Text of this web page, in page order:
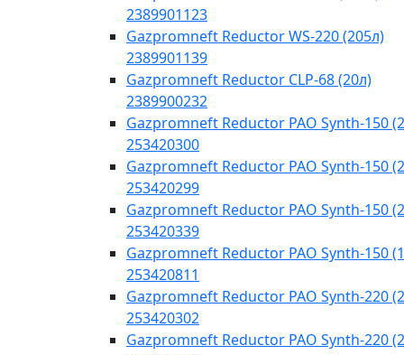
2389901123
Gazpromneft Reductor WS-220 (205л)
2389901139
Gazpromneft Reductor CLP-68 (20л)
2389900232
Gazpromneft Reductor PAO Synth-150
253420300
Gazpromneft Reductor PAO Synth-150
253420299
Gazpromneft Reductor PAO Synth-150
253420339
Gazpromneft Reductor PAO Synth-150
253420811
Gazpromneft Reductor PAO Synth-220
253420302
Gazpromneft Reductor PAO Synth-220